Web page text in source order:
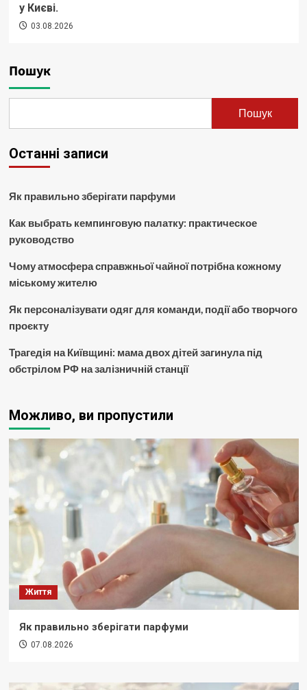
у Києві.
03.08.2026
Пошук
Пошук
Останні записи
Як правильно зберігати парфуми
Как выбрать кемпинговую палатку: практическое
руководство
Чому атмосфера справжньої чайної потрібна кожному
міському жителю
Як персоналізувати одяг для команди, події або творчого
проєкту
Трагедія на Київщині: мама двох дітей загинула під
обстрілом РФ на залізничній станції
Можливо, ви пропустили
Життя
Як правильно зберігати парфуми
07.08.2026